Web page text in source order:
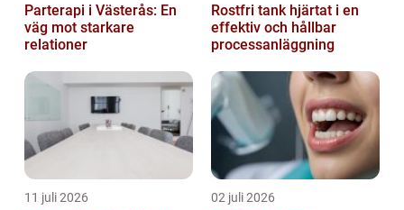
Parterapi i Västerås: En
väg mot starkare
relationer
Rostfri tank hjärtat i en
effektiv och hållbar
processanläggning
11 juli 2026 02 juli 2026